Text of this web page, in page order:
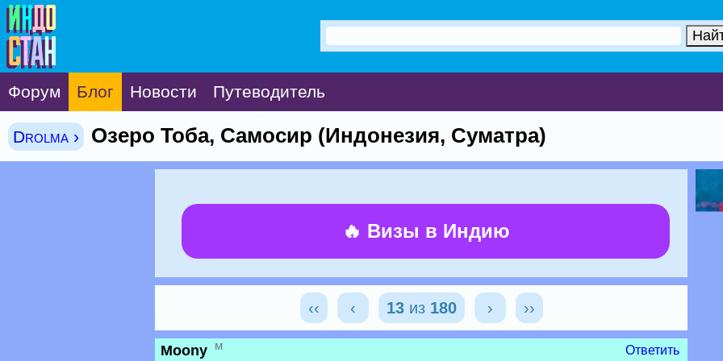
Форум Блог Новости Путеводитель
Drolma › Озеро Тоба, Самосир (Индонезия, Суматра)
🔥 Визы в Индию
‹‹ ‹ 13из 180 › ››
Moony м Ответить